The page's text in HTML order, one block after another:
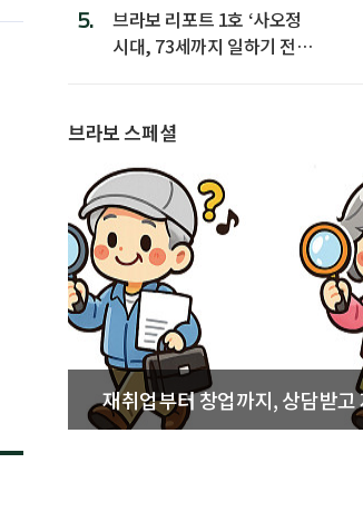
5.
브라보 리포트 1호 ‘사오정
시대, 73세까지 일하기 전략’
브라보 스페셜
재취업부터 창업까지, 상담받고